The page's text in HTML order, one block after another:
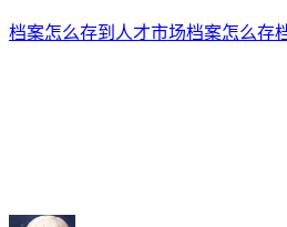
档案怎么存到人才市场档案怎么存